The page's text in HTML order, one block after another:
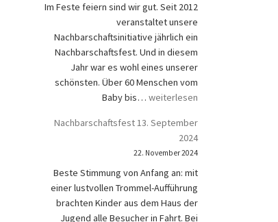
Im Feste feiern sind wir gut. Seit 2012
veranstaltet unsere
Nachbarschaftsinitiative jährlich ein
Nachbarschaftsfest. Und in diesem
Jahr war es wohl eines unserer
schönsten. Über 60 Menschen vom
Baby bis… Nachbarschaftsfest 27.09.25
weiterlesen
Nachbarschaftsfest 13. September
2024
22. November 2024
Beste Stimmung von Anfang an: mit
einer lustvollen Trommel-Aufführung
brachten Kinder aus dem Haus der
Jugend alle Besucher in Fahrt. Bei